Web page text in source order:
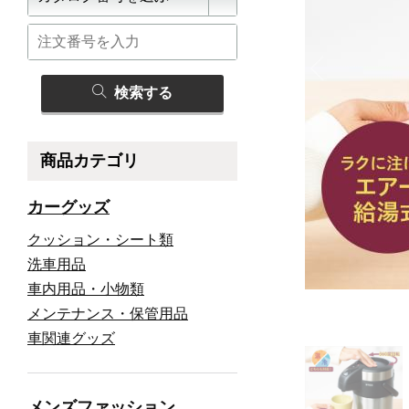
検索する
商品カテゴリ
カーグッズ
クッション・シート類
洗車用品
車内用品・小物類
メンテナンス・保管用品
車関連グッズ